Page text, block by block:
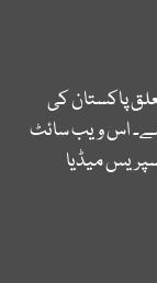
پاکستان کی
اس ویب سائٹ
میڈیا